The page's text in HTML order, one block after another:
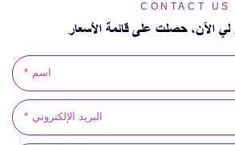
CONTACT US
اسم
البريد الإلكتروني